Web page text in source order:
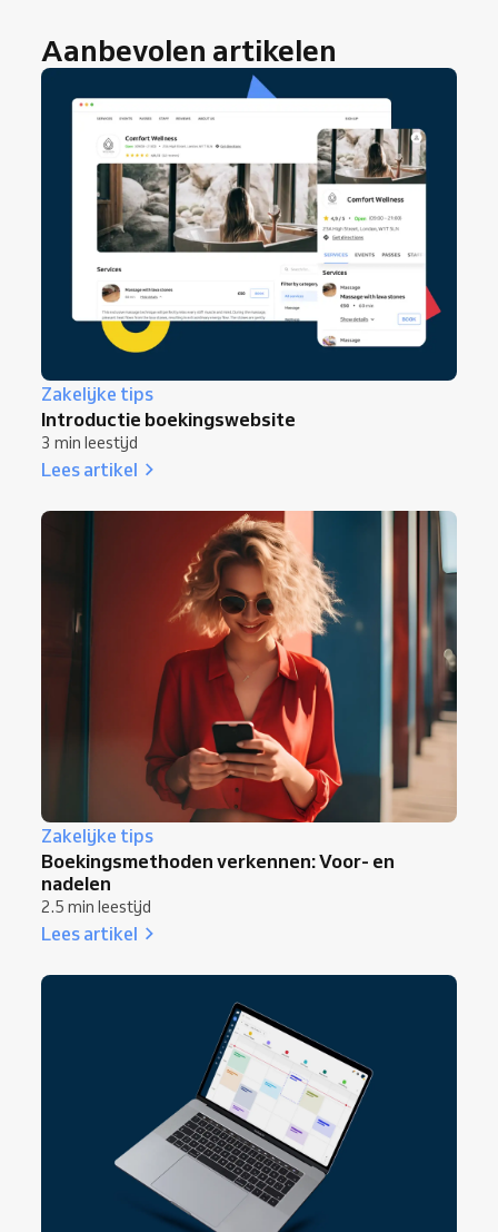
Aanbevolen artikelen
Zakelijke tips
Introductie boekingswebsite
3 min leestijd
Lees artikel
Zakelijke tips
Boekingsmethoden verkennen: Voor- en
nadelen
2.5 min leestijd
Lees artikel